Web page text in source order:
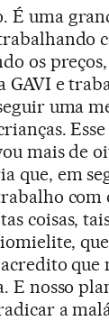
É uma
os
GAVI e
uma
mais de
que, em
com
coisas,
que
E nosso
a